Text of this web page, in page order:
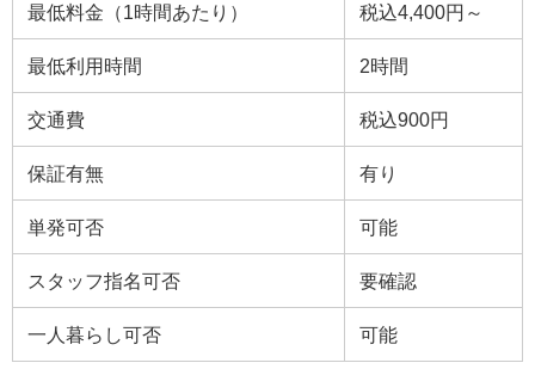
最低料金（1時間あたり） 税込4,400円～
最低利用時間 2時間
交通費 税込900円
保証有無 有り
単発可否 可能
スタッフ指名可否 要確認
一人暮らし可否 可能